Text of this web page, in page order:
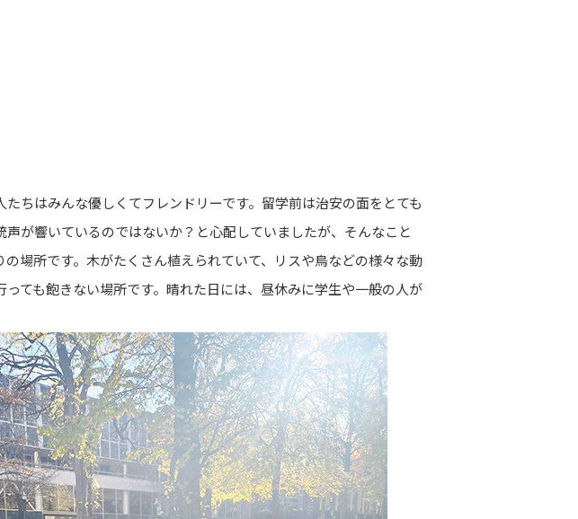
ちはみんな優しくてフレンドリーです。留学前は治安の面をとても
が響いているのではないか？と心配していましたが、そんなこと
の場所です。木がたくさん植えられていて、リスや鳥などの様々な動
ても飽きない場所です。晴れた日には、昼休みに学生や一般の人が